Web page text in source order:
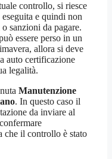
controllo, si riesce
e quindi non
sanzioni da pagare.
essere perso in un
allora si deve
auto certificazione
legalità.
Manutenzione
. In questo caso il
da inviare al
che il controllo è stato